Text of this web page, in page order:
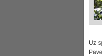
Uz